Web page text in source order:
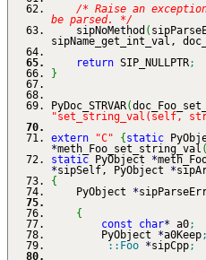
/* Raise an
be parsed. */
sipNoMethod (
sipName_get_int_val,
return SIP_NULLPTR;
}
PyDoc_STRVAR(
"set_string_val(self,
extern
"C" { static
*meth_Foo_set_string_val (
static PyObject *
*sipSelf, PyObject *
{
PyObject *
{
const
char* a0;
PyObject *a0Keep;
:: Foo *sipCpp;